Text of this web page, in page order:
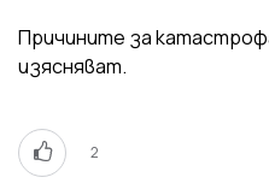
Причините за
изясняват.
2